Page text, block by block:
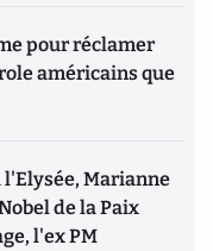
pour réclamer
américains que
l'Elysée, Marianne
de la Paix
l'ex PM